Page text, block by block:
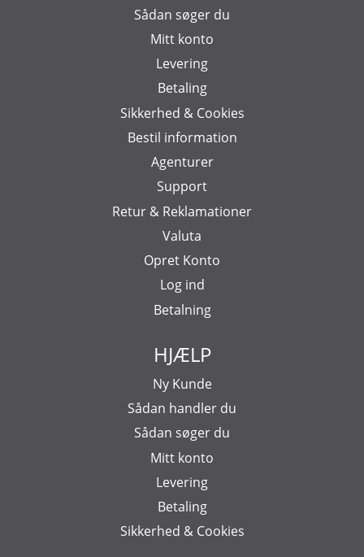
Sådan søger du
Mitt konto
Levering
Betaling
Sikkerhed & Cookies
Bestil information
Agenturer
Support
Retur & Reklamationer
Valuta
Opret Konto
Log ind
Betalning
HJÆLP
Ny Kunde
Sådan handler du
Sådan søger du
Mitt konto
Levering
Betaling
Sikkerhed & Cookies